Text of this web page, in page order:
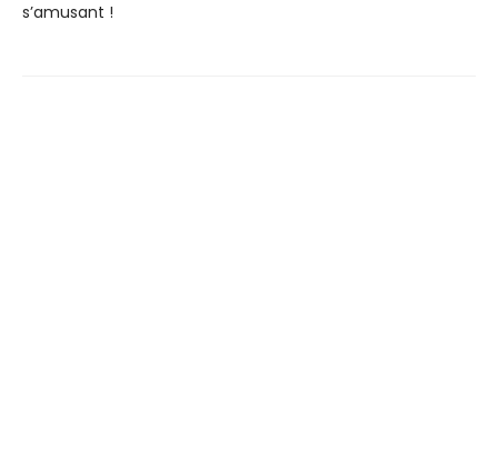
s’amusant !